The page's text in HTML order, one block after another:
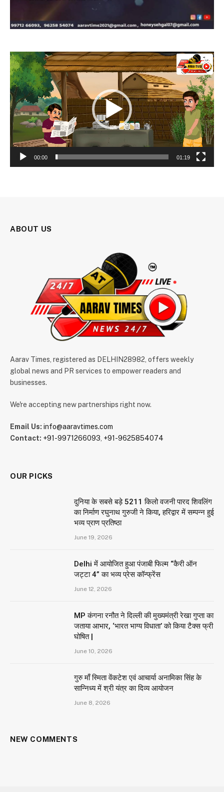
Video
Player
00:00 01:19
ABOUT US
Aarav Times, registered as DELHIN28982, offers weekly
global news and PR services to empower readers and
businesses.
We're accepting new partnerships right now.
Email Us: info@aaravtimes.com
Contact: +91-9971266093 +91-9625854074
OUR PICKS
दुनिया के सबसे बड़े 5211 किलो वजनी पारद शिवलिंग
का निर्माण रघुनाथ गुरुजी ने किया, हरिद्वार में सम्पन्न हुई
भव्य प्राण प्रतिष्ठा
June 19, 2026
Delhi में आयोजित हुआ पंजाबी फिल्म “कैरी ऑन
जट्टा 4” का भव्य प्रेस कॉन्फ्रेंस
June 12, 2026
MP कंगना रनौत ने दिल्ली की मुख्यमंत्री रेखा गुप्ता का
जताया आभार, ‘भारत भाग्य विधाता’ को किया टैक्स फ्री
घोषित |
June 10, 2026
गुरु माँ स्मिता वेंकटेश एवं आचार्या अनामिका सिंह के
सान्निध्य में श्री यंत्र का दिव्य आयोजन
June 8, 2026
NEW COMMENTS